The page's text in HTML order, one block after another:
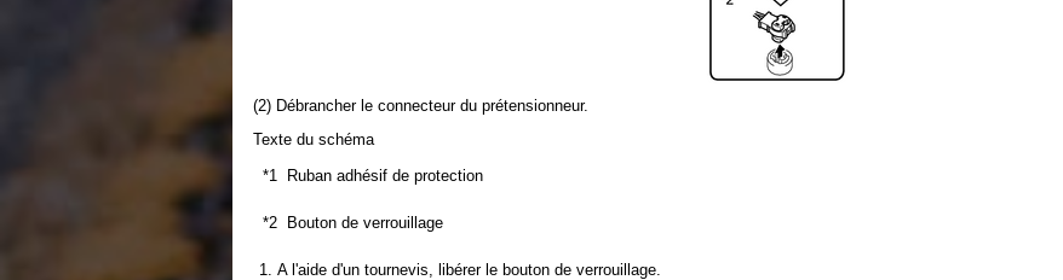
(2) Débrancher le connecteur du prétensionneur.
Texte du schéma
*1
Ruban adhésif de protection
*2 Bouton de verrouillage
A l'aide d'un tournevis, libérer le bouton de verrouillage.